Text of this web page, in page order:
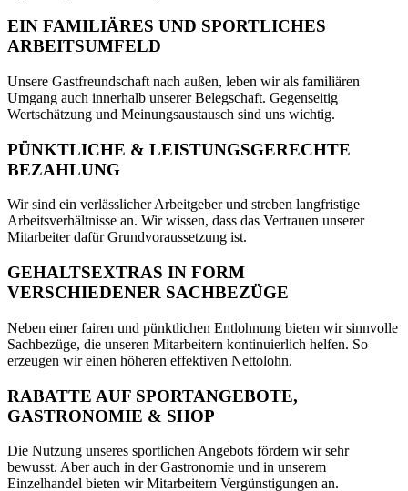
EIN FAMILIÄRES UND SPORTLICHES
ARBEITSUMFELD
Unsere Gastfreundschaft nach außen, leben wir als familiären
Umgang auch innerhalb unserer Belegschaft. Gegenseitig
Wertschätzung und Meinungsaustausch sind uns wichtig.
PÜNKTLICHE & LEISTUNGSGERECHTE
BEZAHLUNG
Wir sind ein verlässlicher Arbeitgeber und streben langfristige
Arbeitsverhältnisse an. Wir wissen, dass das Vertrauen unserer
Mitarbeiter dafür Grundvoraussetzung ist.
GEHALTSEXTRAS IN FORM
VERSCHIEDENER SACHBEZÜGE
Neben einer fairen und pünktlichen Entlohnung bieten wir sinnvolle
Sachbezüge, die unseren Mitarbeitern kontinuierlich helfen. So
erzeugen wir einen höheren effektiven Nettolohn.
RABATTE AUF SPORTANGEBOTE,
GASTRONOMIE & SHOP
Die Nutzung unseres sportlichen Angebots fördern wir sehr
bewusst. Aber auch in der Gastronomie und in unserem
Einzelhandel bieten wir Mitarbeitern Vergünstigungen an.